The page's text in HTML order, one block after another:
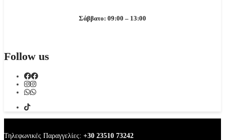
Σάββατο: 09:00 – 13:00
Follow us
Τηλεφωνικές Παραγγελίες: +30 23510 73242